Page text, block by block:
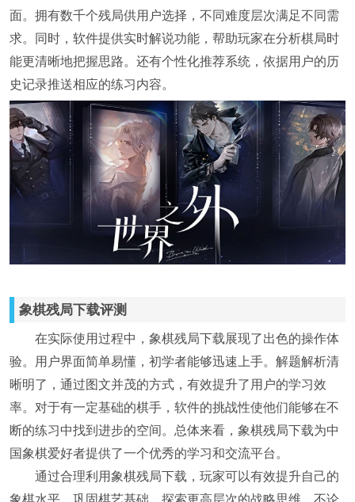
面。拥有数千个残局供用户选择，不同难度层次满足不同需
求。同时，软件提供实时解说功能，帮助玩家在分析棋局时
能更清晰地把握思路。还有个性化推荐系统，依据用户的历
史记录推送相应的练习内容。
象棋残局下载评测
在实际使用过程中，象棋残局下载展现了出色的操作体
验。用户界面简单易懂，初学者能够迅速上手。解题解析清
晰明了，通过图文并茂的方式，有效提升了用户的学习效
率。对于有一定基础的棋手，软件的挑战性使他们能够在不
断的练习中找到进步的空间。总体来看，象棋残局下载为中
国象棋爱好者提供了一个优秀的学习和交流平台。
通过合理利用象棋残局下载，玩家可以有效提升自己的
象棋水平，巩固棋艺基础，探索更高层次的战略思维。不论